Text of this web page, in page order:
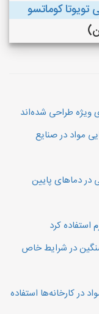
کوماتسو
ویژه طراحی شده‌اند
مواد در صنایع
در دماهای پایین
استفاده کرد
سنگین در شرایط خاص
در کارخانه‌ها استفاده